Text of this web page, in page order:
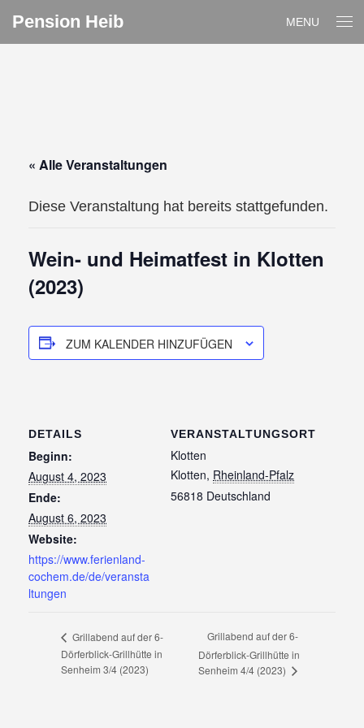
Pension Heib MENU
« Alle Veranstaltungen
Diese Veranstaltung hat bereits stattgefunden.
Wein- und Heimatfest in Klotten
(2023)
ZUM KALENDER HINZUFÜGEN
DETAILS
Beginn:
August 4, 2023
Ende:
August 6, 2023
Website:
https://www.ferienland-
cochem.de/de/veransta
ltungen
VERANSTALTUNGSORT
Klotten
Klotten, Rheinland-Pfalz
56818 Deutschland
Grillabend auf der 6-
Dörferblick-Grillhütte in
Senheim 3/4 (2023)
Grillabend auf der 6-
Dörferblick-Grillhütte in
Senheim 4/4 (2023)